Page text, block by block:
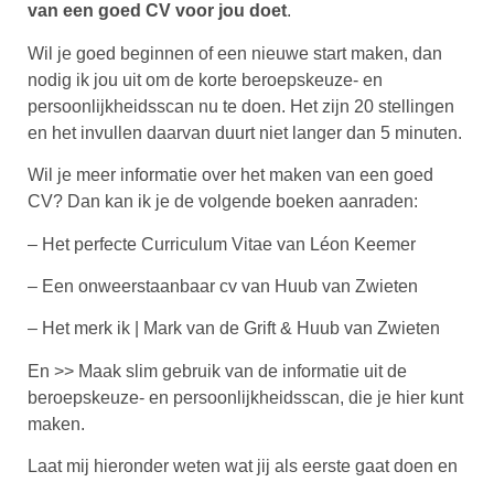
van een goed CV voor jou doet.
Wil je goed beginnen of een nieuwe start maken, dan
nodig ik jou uit om de korte beroepskeuze- en
persoonlijkheidsscan nu te doen. Het zijn 20 stellingen
en het invullen daarvan duurt niet langer dan 5 minuten.
Wil je meer informatie over het maken van een goed
CV? Dan kan ik je de volgende boeken aanraden:
– Het perfecte Curriculum Vitae van Léon Keemer
– Een onweerstaanbaar cv van Huub van Zwieten
– Het merk ik | Mark van de Grift & Huub van Zwieten
En >> Maak slim gebruik van de informatie uit de
beroepskeuze- en persoonlijkheidsscan, die je hier kunt
maken.
Laat mij hieronder weten wat jij als eerste gaat doen en